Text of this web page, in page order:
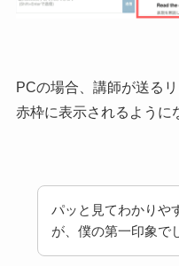
PCの場合、講師が送る
赤枠に表示されるように
パッと見てわかりや
が、僕の第一印象で